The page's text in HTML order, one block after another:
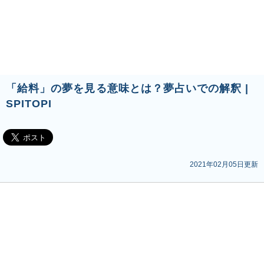
「給料」の夢を見る意味とは？夢占いでの解釈 |
SPITOPI
2021年02月05日更新